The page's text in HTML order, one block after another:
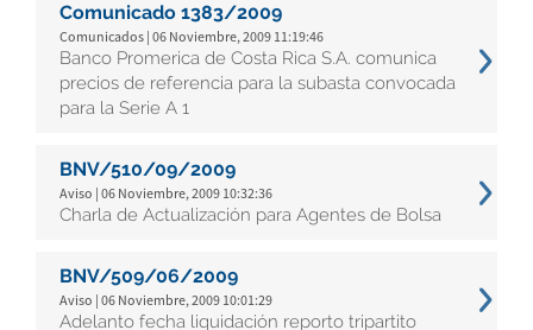
Comunicado 1383/2009
Comunicados | 06 Noviembre, 2009 11:19:46
Banco Promerica de Costa Rica S.A. comunica
precios de referencia para la subasta convocada
para la Serie A 1
BNV/510/09/2009
Aviso | 06 Noviembre, 2009 10:32:36
Charla de Actualización para Agentes de Bolsa
BNV/509/06/2009
Aviso | 06 Noviembre, 2009 10:01:29
Adelanto fecha liquidación reporto tripartito